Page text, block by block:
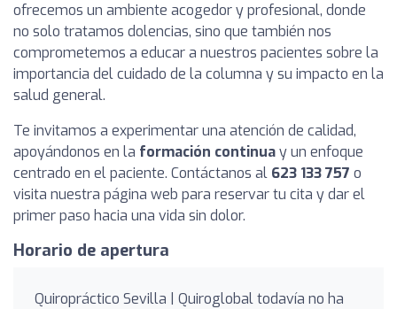
ofrecemos un ambiente acogedor y profesional, donde
no solo tratamos dolencias, sino que también nos
comprometemos a educar a nuestros pacientes sobre la
importancia del cuidado de la columna y su impacto en la
salud general.
Te invitamos a experimentar una atención de calidad,
apoyándonos en la formación continuay un enfoque
centrado en el paciente. Contáctanos al 623 133 757 o
visita nuestra página web para reservar tu cita y dar el
primer paso hacia una vida sin dolor.
Horario de apertura
Quiropráctico Sevilla | Quiroglobal todavía no ha